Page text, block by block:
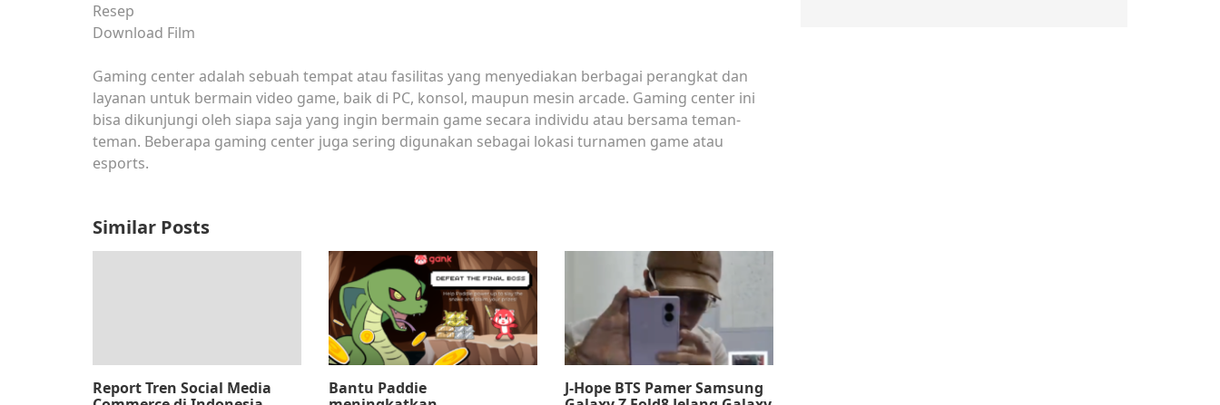
Resep
Download Film
Gaming center adalah sebuah tempat atau fasilitas yang menyediakan berbagai perangkat dan
layanan untuk bermain video game, baik di PC, konsol, maupun mesin arcade. Gaming center ini
bisa dikunjungi oleh siapa saja yang ingin bermain game secara individu atau bersama teman-
teman. Beberapa gaming center juga sering digunakan sebagai lokasi turnamen game atau
esports.
Similar Posts
Report Tren Social Media
Bantu Paddie
J-Hope BTS Pamer Samsung